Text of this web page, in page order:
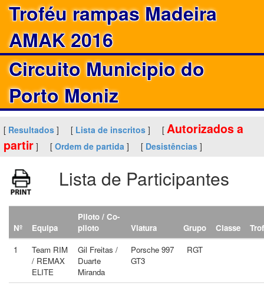
Troféu rampas Madeira
AMAK 2016
Circuito Municipio do
Porto Moniz
[ Resultados ] [ Lista de inscritos ] [ Autorizados a
partir ] [ Ordem de partida ] [ Desistências ]
Lista de Participantes
Nº Equipa
Piloto / Co-
piloto
Viatura Grupo Classe
1
Team RIM
/ REMAX
ELITE
Gil Freitas /
Duarte
Miranda
Porsche 997
GT3
RGT